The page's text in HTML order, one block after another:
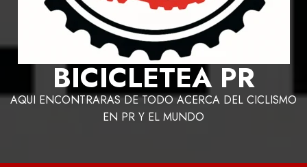
BICICLETEA PR
AQUI ENCONTRARAS DE TODO ACERCA DEL CICLISMO
EN PR Y EL MUNDO